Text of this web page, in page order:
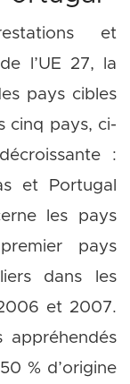
et
l’UE 27, la
pays cibles
cinq pays, ci-
:
et Portugal
les pays
pays
dans les
et 2007.
appréhendés
% d’origine